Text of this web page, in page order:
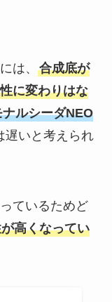
は、 合成底が
に変わりはな
ナルシーダNEO
遅いと考えられ
ているためど
高くなってい